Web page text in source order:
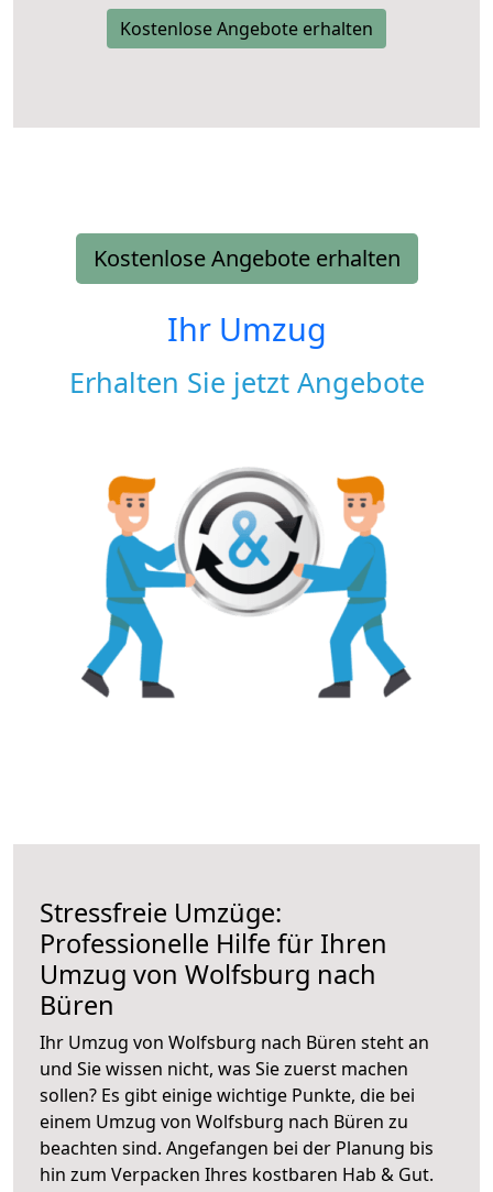
Kostenlose Angebote erhalten
Kostenlose Angebote erhalten
Ihr Umzug
Erhalten Sie jetzt Angebote
Stressfreie Umzüge:
Professionelle Hilfe für Ihren
Umzug von Wolfsburg nach
Büren
Ihr Umzug von Wolfsburg nach Büren steht an
und Sie wissen nicht, was Sie zuerst machen
sollen? Es gibt einige wichtige Punkte, die bei
einem Umzug von Wolfsburg nach Büren zu
beachten sind. Angefangen bei der Planung bis
hin zum Verpacken Ihres kostbaren Hab & Gut.